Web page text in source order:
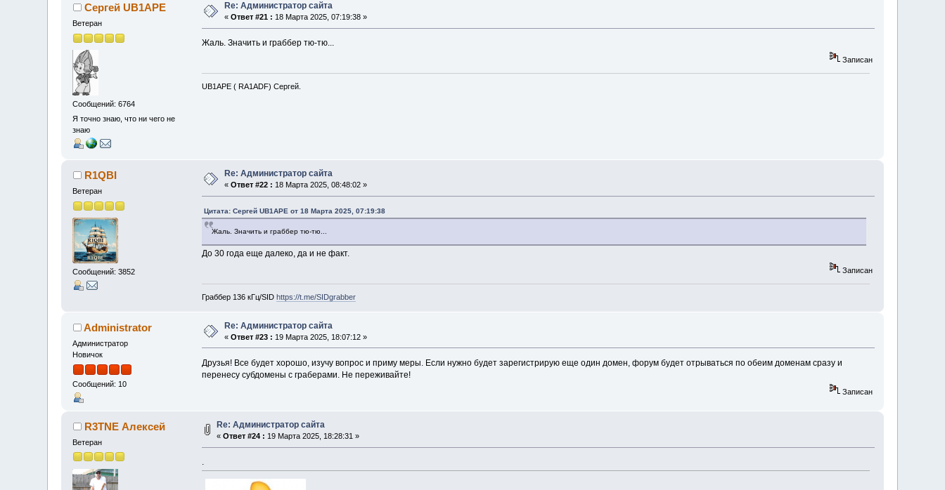
Сергей UB1APE
Ветеран
Сообщений: 6764
Я точно знаю, что ни чего не
знаю
Re: Администратор сайта
«Ответ #21 : 18 Марта 2025, 07:19:38 »
Жаль. Значить и граббер тю-тю...
Записан
UB1APE ( RA1ADF) Сергей.
R1QBI
Ветеран
Сообщений: 3852
Re: Администратор сайта
«Ответ #22 : 18 Марта 2025, 08:48:02 »
Цитата: Сергей UB1APE от 18 Марта 2025, 07:19:38
Жаль. Значить и граббер тю-тю...
До 30 года еще далеко, да и не факт.
Записан
Граббер 136 кГц/SID https://t.me/SIDgrabber
Administrator
Администратор
Новичок
Сообщений: 10
Re: Администратор сайта
«Ответ #23 : 19 Марта 2025, 18:07:12 »
Друзья! Все будет хорошо, изучу вопрос и приму меры. Если нужно будет зарегистрирую еще один домен, форум будет отрываться по обеим доменам сразу и
перенесу субдомены с граберами. Не переживайте!
Записан
R3TNE Алексей
Ветеран
Re: Администратор сайта
«Ответ #24 : 19 Марта 2025, 18:28:31 »
.